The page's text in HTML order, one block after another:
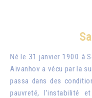
Né le 31 janvier 1900 à
Aïvanhov a vécu par la
passa dans des
pauvreté, l’instabilité